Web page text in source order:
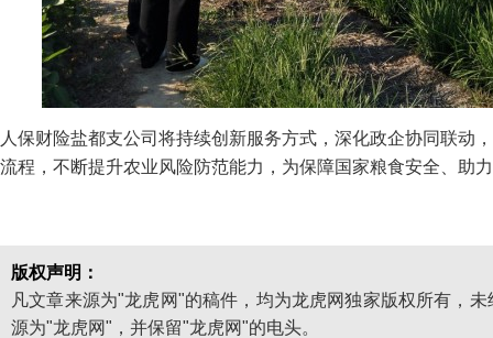
人保财险盐都支公司将持续创新服务方式，深化政企协同联动
流程，不断提升农业风险防范能力，为保障国家粮食安全、助
版权声明：
凡文章来源为"龙虎网"的稿件，均为龙虎网独家版权所有，
源为"龙虎网"，并保留"龙虎网"的电头。